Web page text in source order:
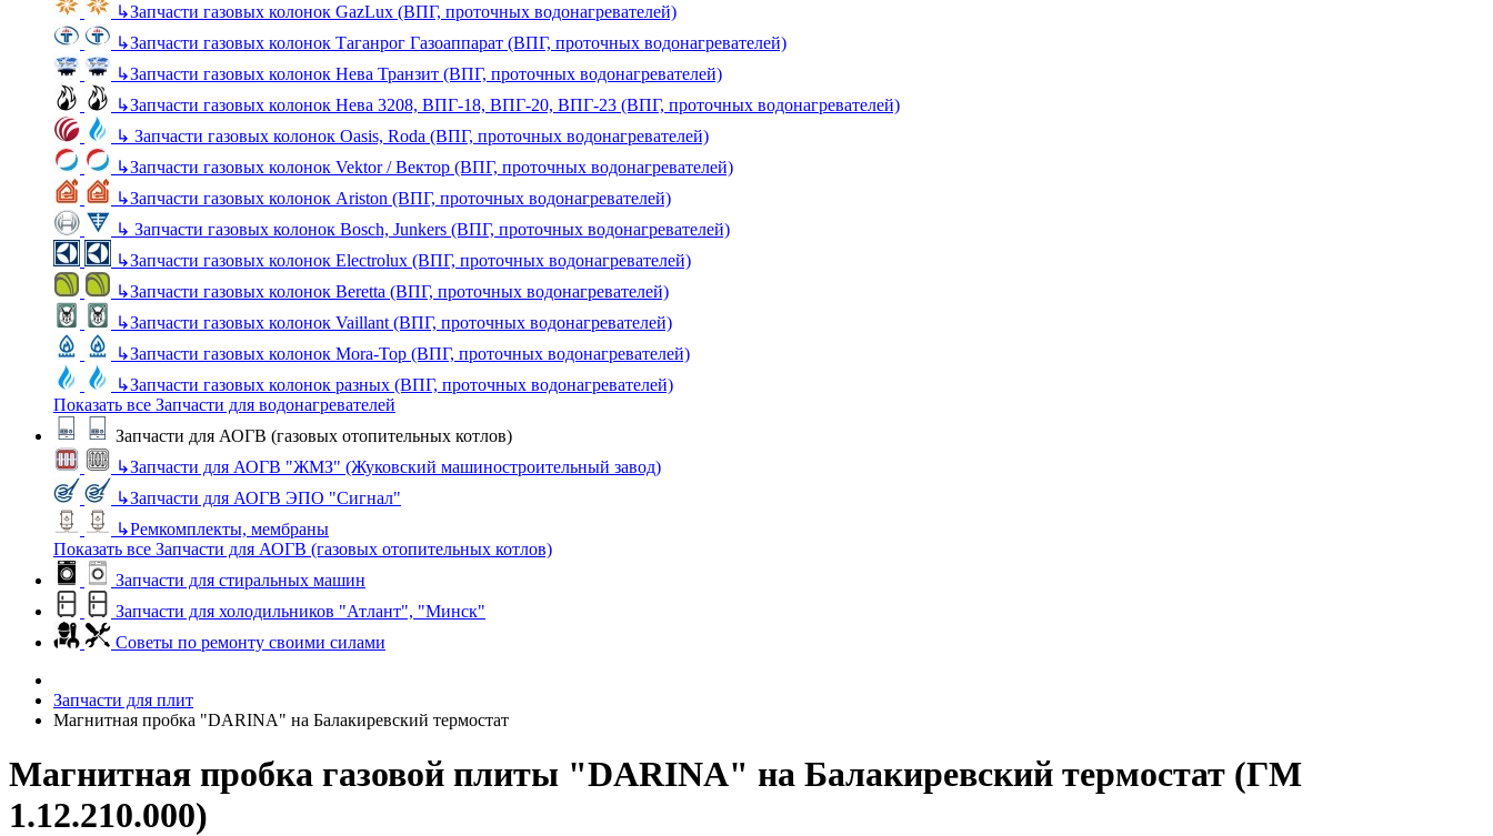
↳Запчасти газовых колонок GazLux (ВПГ, проточных водонагревателей)
↳Запчасти газовых колонок Таганрог Газоаппарат (ВПГ, проточных водонагревателей)
↳Запчасти газовых колонок Нева Транзит (ВПГ, проточных водонагревателей)
↳Запчасти газовых колонок Нева 3208, ВПГ-18, ВПГ-20, ВПГ-23 (ВПГ, проточных водонагревателей)
↳ Запчасти газовых колонок Oasis, Roda (ВПГ, проточных водонагревателей)
↳Запчасти газовых колонок Vektor / Вектор (ВПГ, проточных водонагревателей)
↳Запчасти газовых колонок Ariston (ВПГ, проточных водонагревателей)
↳ Запчасти газовых колонок Bosch, Junkers (ВПГ, проточных водонагревателей)
↳Запчасти газовых колонок Electrolux (ВПГ, проточных водонагревателей)
↳Запчасти газовых колонок Beretta (ВПГ, проточных водонагревателей)
↳Запчасти газовых колонок Vaillant (ВПГ, проточных водонагревателей)
↳Запчасти газовых колонок Mora-Top (ВПГ, проточных водонагревателей)
↳Запчасти газовых колонок разных (ВПГ, проточных водонагревателей)
Показать все Запчасти для водонагревателей
Запчасти для АОГВ (газовых отопительных котлов)
↳Запчасти для АОГВ "ЖМЗ" (Жуковский машиностроительный завод)
↳Запчасти для АОГВ ЭПО "Сигнал"
↳Ремкомплекты, мембраны
Показать все Запчасти для АОГВ (газовых отопительных котлов)
Запчасти для стиральных машин
Запчасти для холодильников "Атлант", "Минск"
Советы по ремонту своими силами
Запчасти для плит
Магнитная пробка "DARINA" на Балакиревский термостат
Магнитная пробка газовой плиты "DARINA" на Балакиревский термостат (ГМ
1.12.210.000)